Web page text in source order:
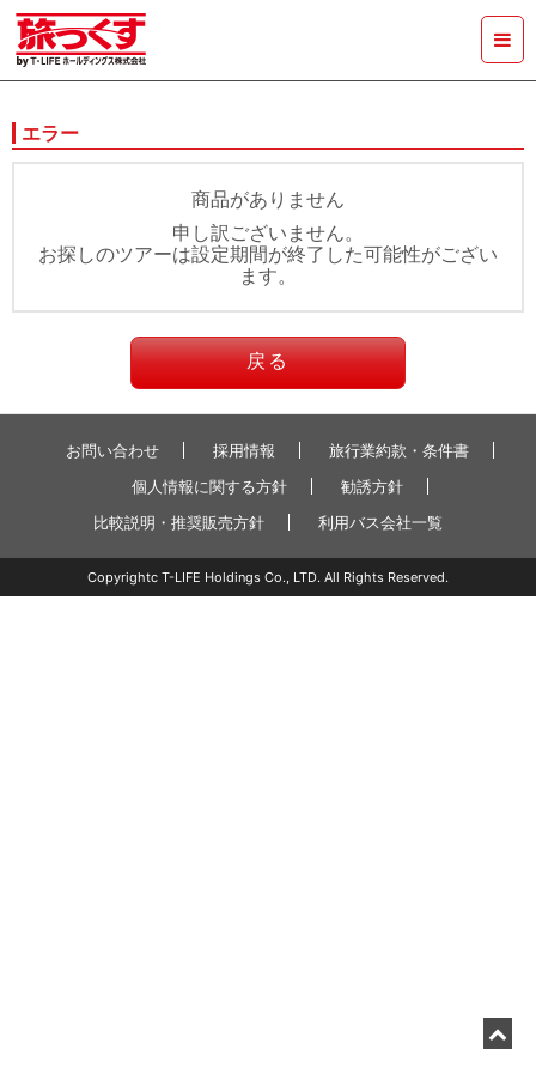
エラー
商品がありません
申し訳ございません。
お探しのツアーは設定期間が終了した可能性がござい
ます。
戻る
お問い合わせ 採用情報
旅行業約款・条件書
個人情報に関する方針
勧誘方針
比較説明・推奨販売方針
利用バス会社一覧
Copyrightc T-LIFE Holdings Co., LTD. All Rights Reserved.